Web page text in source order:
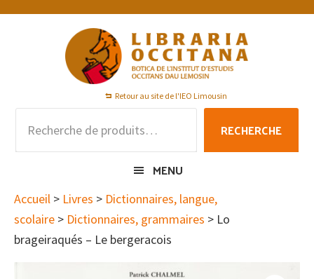
Passer
Passer
Passer
Retour au site de l'IEO Limousin
pour :
RECHERCHE
MENU
Accueil > Livres > Dictionnaires, langue,
scolaire > Dictionnaires, grammaires > Lo
brageiraqués – Le bergeracois